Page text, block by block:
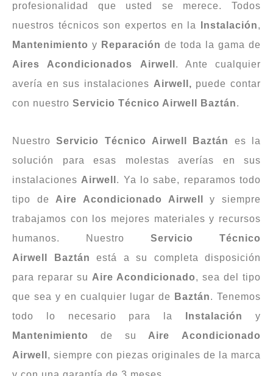
profesionalidad que usted se merece. Todos
nuestros técnicos son expertos en la
Instalación,
Mantenimiento y Reparación de toda la gama de
Aires
Acondicionados Airwell . Ante cualquier
avería en sus instalaciones Airwell, puede contar
con nuestro Servicio Técnico Airwell Baztán.
NuestroServicio Técnico Airwell Baztán es la
solución para esas molestas averías en sus
instalaciones Airwell . Ya lo sabe, reparamos todo
tipo de Aire Acondicionado Airwell
y siempre
trabajamos con los mejores materiales y recursos
humanos. Nuestro Servicio Técnico
Airwell
Baztán está a su completa disposición
para reparar su Aire Acondicionado, sea del tipo
que sea y en cualquier lugar de
Baztán. Tenemos
todo lo necesario para la
Instalación
y
Mantenimiento
de su Aire
Acondicionado
Airwell , siempre con piezas originales de la marca